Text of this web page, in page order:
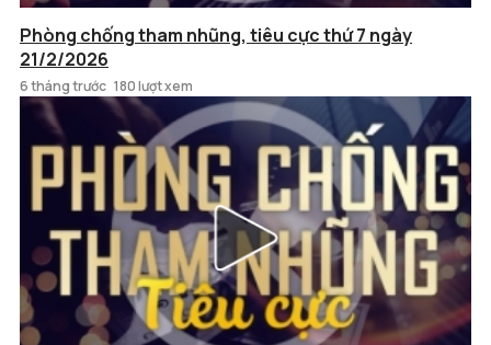
Phòng chống tham nhũng, tiêu cực thứ 7 ngày
21/2/2026
6 tháng trước 180 lượt xem